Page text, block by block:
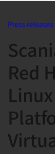
の
だ
Press releases
Red